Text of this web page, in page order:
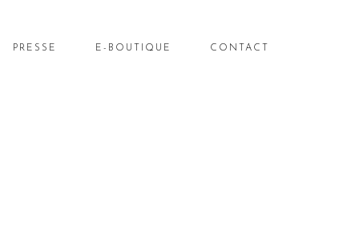
PRESSE E-BOUTIQUE CONTACT